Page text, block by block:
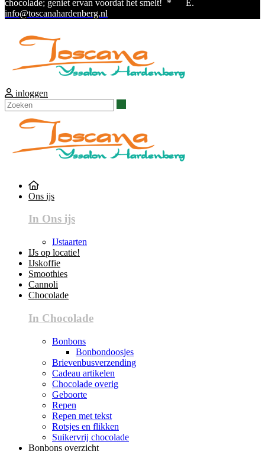
chocolade; geniet ervan voordat het smelt! * E.
info@toscanahardenberg.nl
inloggen
Ons ijs
In Ons ijs
IJstaarten
IJs op locatie!
IJskoffie
Smoothies
Cannoli
Chocolade
In Chocolade
Bonbons
Bonbondoosjes
Brievenbusverzending
Cadeau artikelen
Chocolade overig
Geboorte
Repen
Repen met tekst
Rotsjes en flikken
Suikervrij chocolade
Bonbons overzicht